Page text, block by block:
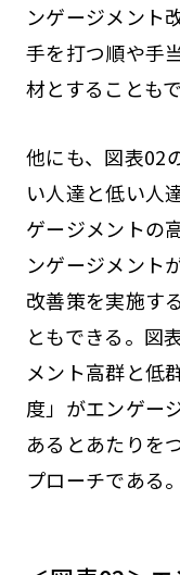
ンゲージメント
手を打つ順や手
材とすることも
他にも、図表02
い人達と低い人
ゲージメントの
ンゲージメント
改善策を実施す
ともできる。図
メント高群と低
度」がエンゲー
あるとあたりを
プローチである。